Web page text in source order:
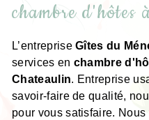
chambre d'hôtes
L’entrepriseGîtes du
services en chambre
Chateaulin. Entreprise
savoir-faire de qualité,
pour vous satisfaire.